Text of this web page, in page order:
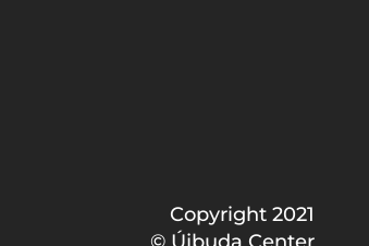
Copyright 2021